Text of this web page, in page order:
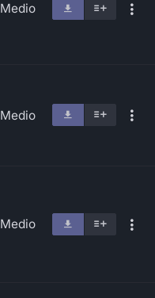
Medio
Medio
Medio